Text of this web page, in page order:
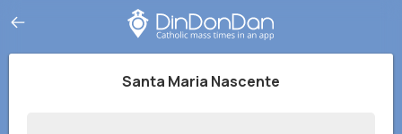
Santa Maria Nascente